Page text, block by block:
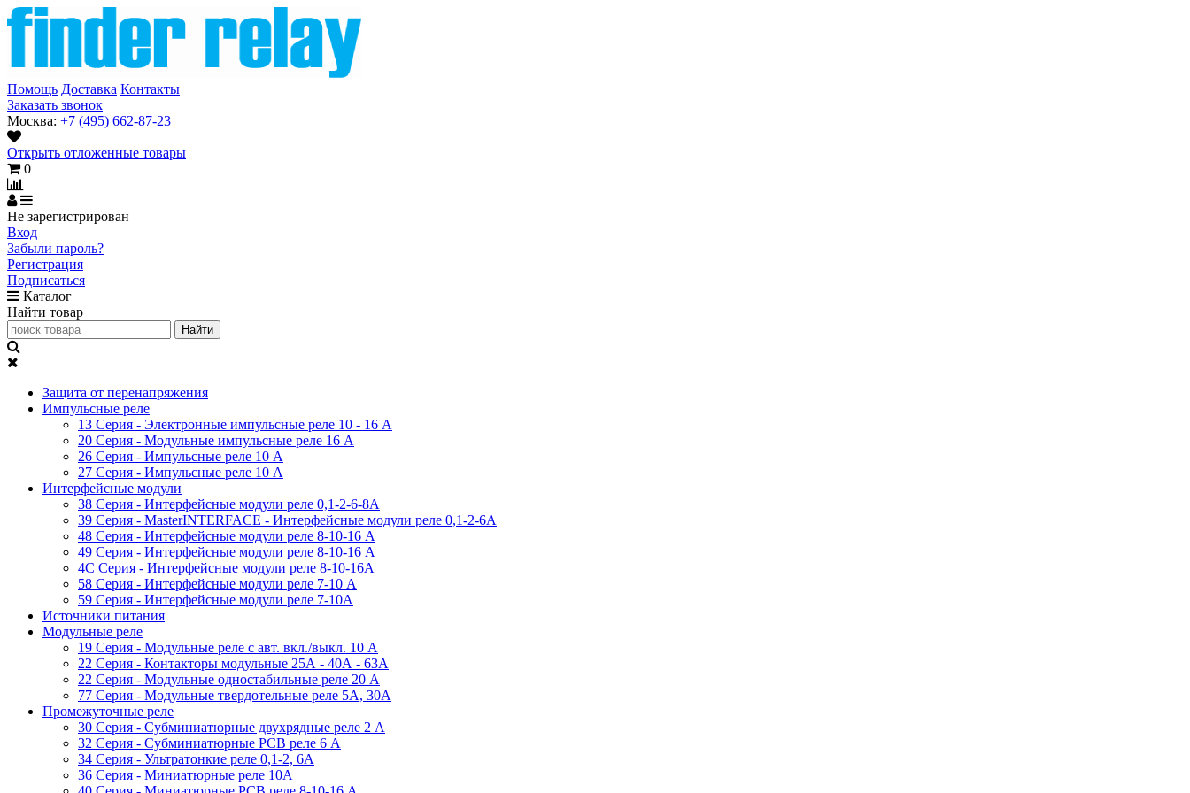
Помощь Доставка Контакты
Заказать звонок
Москва: +7 (495) 662-87-23
Открыть отложенные товары
0
Не зарегистрирован
Вход
Забыли пароль?
Регистрация
Подписаться
Каталог
Найти товар
Защита от перенапряжения
Импульсные реле
13 Серия - Электронные импульсные реле 10 - 16 A
20 Серия - Модульные импульсные реле 16 A
26 Серия - Импульсные реле 10 A
27 Серия - Импульсные реле 10 A
Интерфейсные модули
38 Cерия - Интерфейсные модули реле 0,1-2-6-8А
39 Cерия - MasterINTERFACE - Интерфейсные модули реле 0,1-2-6А
48 Cерия - Интерфейсные модули реле 8-10-16 A
49 Серия - Интерфейсные модули реле 8-10-16 A
4C Серия - Интерфейсные модули реле 8-10-16А
58 Серия - Интерфейсные модули реле 7-10 A
59 Серия - Интерфейсные модули реле 7-10А
Источники питания
Модульные реле
19 Cерия - Модульные реле с авт. вкл./выкл. 10 A
22 Серия - Контакторы модульные 25А - 40А - 63А
22 Серия - Модульные одностабильные реле 20 A
77 Серия - Модульные твердотельные реле 5А, 30А
Промежуточные реле
30 Серия - Субминиатюрные двухрядные реле 2 A
32 Серия - Субминиатюрные PCB реле 6 A
34 Серия - Ультратонкие реле 0,1-2, 6A
36 Серия - Миниатюрные реле 10А